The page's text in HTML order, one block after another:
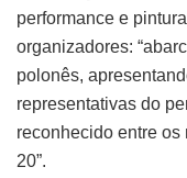
performance e
organizadores:
polonês,
representativas do
reconhecido entre
20”.